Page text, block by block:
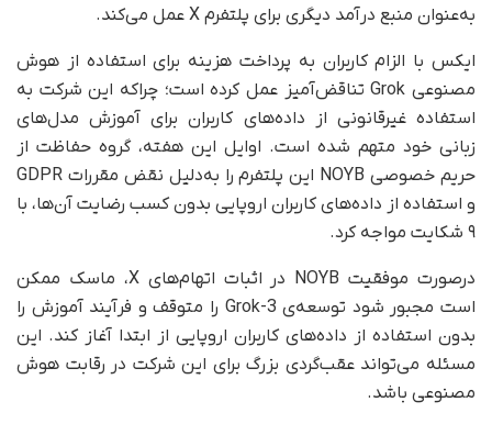
به‌عنوان منبع درآمد دیگری برای پلتفرم X عمل می‌کند.
ایکس با الزام کاربران به پرداخت هزینه برای استفاده از هوش
مصنوعی Grok تناقض‌آمیز عمل کرده است؛ چراکه این شرکت به
استفاده غیرقانونی از داده‌های کاربران برای آموزش مدل‌های
زبانی خود متهم شده است. اوایل این هفته، گروه حفاظت از
حریم خصوصی NOYB این پلتفرم را به‌دلیل نقض مقررات GDPR
و استفاده از داده‌های کاربران اروپایی بدون کسب رضایت آن‌ها، با
۹ شکایت مواجه کرد.
د‌رصورت موفقیت NOYB در اثبات اتهام‌های X، ماسک ممکن
است مجبور شود توسعه‌ی Grok-3 را متوقف و فرآیند آموزش را
بدون استفاده از داده‌های کاربران اروپایی از ابتدا آغاز کند. این
مسئله می‌تواند عقب‌گردی بزرگ برای این شرکت در رقابت هوش
مصنوعی باشد.